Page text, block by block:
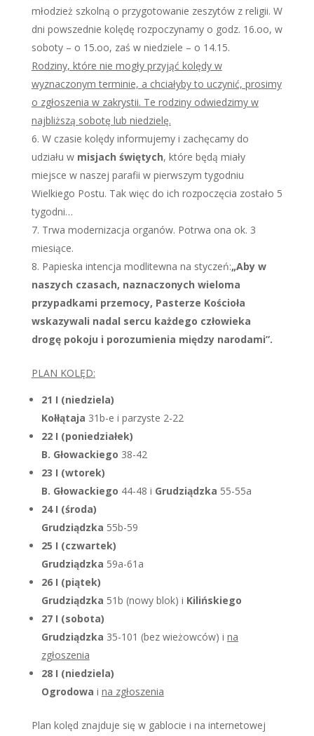
młodzież szkolną o przygotowanie zeszytów z religii. W
dni powszednie kolędę rozpoczynamy o godz. 16.oo, w
soboty – o 15.oo, zaś w niedziele – o 14.15.
Rodziny, które nie mogły przyjąć kolędy w
wyznaczonym terminie, a chciałyby to uczynić, prosimy
o zgłoszenia w zakrystii. Te rodziny odwiedzimy w
najbliższą sobotę lub niedzielę.
W czasie kolędy informujemy i zachęcamy do
udziału w misjach świętych, które będą miały
miejsce w naszej parafii w pierwszym tygodniu
Wielkiego Postu. Tak więc do ich rozpoczęcia zostało 5
tygodni…
Trwa modernizacja organów. Potrwa ona ok. 3
miesiące.
Papieska intencja modlitewna na styczeń:„Aby w
naszych czasach, naznaczonych wieloma
przypadkami przemocy, Pasterze Kościoła
wskazywali nadal sercu każdego człowieka
drogę pokoju i porozumienia między narodami”.
PLAN KOLĘD:
21 I (niedziela)
Kołłątaja 31b-e i parzyste 2-22
22 I (poniedziałek)
B. Głowackiego 38-42
23 I (wtorek)
B. Głowackiego 44-48 i Grudziądzka 55-55a
24 I (środa)
Grudziądzka 55b-59
25 I (czwartek)
Grudziądzka 59a-61a
26 I (piątek)
Grudziądzka 51b (nowy blok) i Kilińskiego
27 I (sobota)
Grudziądzka 35-101 (bez wieżowców) i na
zgłoszenia
28 I (niedziela)
Ogrodowa i na zgłoszenia
Plan kolęd znajduje się w gablocie i na internetowej